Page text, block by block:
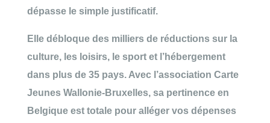
dépasse le simple justificatif.
Elle débloque des milliers de réductionssur la
culture, les loisirs, le sport et l’hébergement
dans plus de 35 pays. Avec l’association Carte
Jeunes Wallonie-Bruxelles, sa pertinence en
Belgique est totale pour alléger vos dépenses